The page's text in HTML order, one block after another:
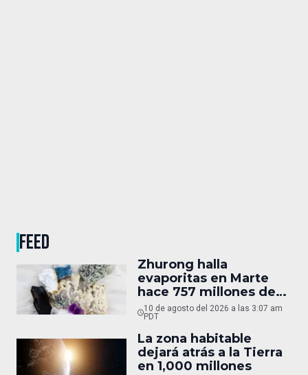
FEED
Zhurong halla
evaporitas en Marte
hace 757 millones de
años
10 de agosto del 2026 a las 3:07 am
PDT
La zona habitable
dejará atrás a la Tierra
en 1,000 millones